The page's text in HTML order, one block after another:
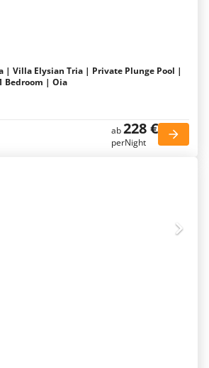
| Villa Elysian Tria | Private Plunge Pool |
Bedroom | Oia
ab228 €
perNight